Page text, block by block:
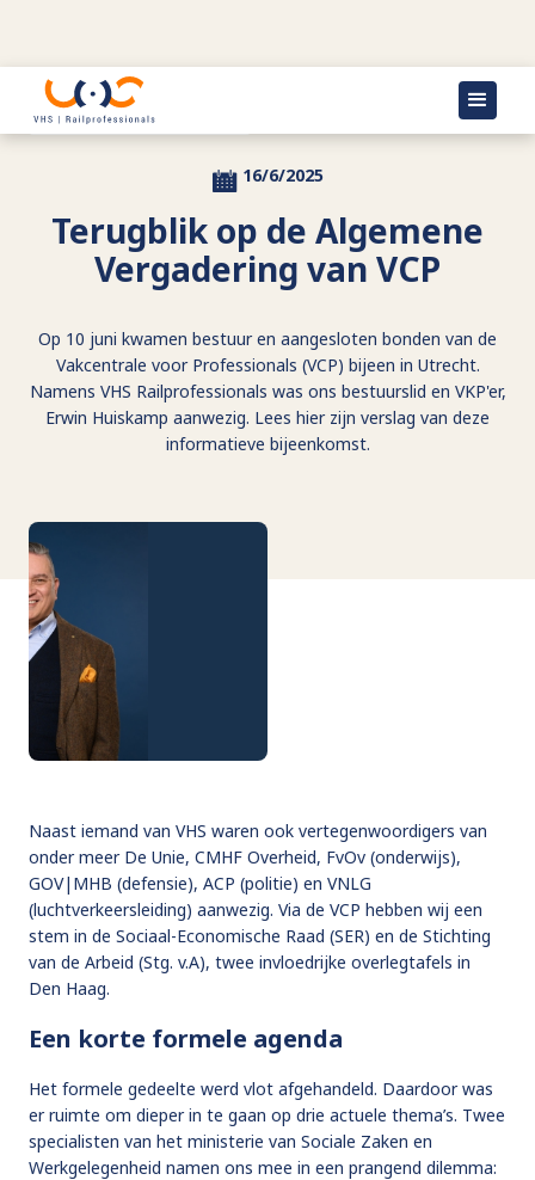
Terug naar actueel
16/6/2025
Terugblik op de Algemene
Vergadering van VCP
Op 10 juni kwamen bestuur en aangesloten bonden van de
Vakcentrale voor Professionals (VCP) bijeen in Utrecht.
Namens VHS Railprofessionals was ons bestuurslid en VKP'er,
Erwin Huiskamp aanwezig. Lees hier zijn verslag van deze
informatieve bijeenkomst.
Naast iemand van VHS waren ook vertegenwoordigers van
onder meer De Unie, CMHF Overheid, FvOv (onderwijs),
GOV|MHB (defensie), ACP (politie) en VNLG
(luchtverkeersleiding) aanwezig. Via de VCP hebben wij een
stem in de Sociaal-Economische Raad (SER) en de Stichting
van de Arbeid (Stg. v.A), twee invloedrijke overlegtafels in
Den Haag.
Een korte formele agenda
Het formele gedeelte werd vlot afgehandeld. Daardoor was
er ruimte om dieper in te gaan op drie actuele thema’s. Twee
specialisten van het ministerie van Sociale Zaken en
Werkgelegenheid namen ons mee in een prangend dilemma: